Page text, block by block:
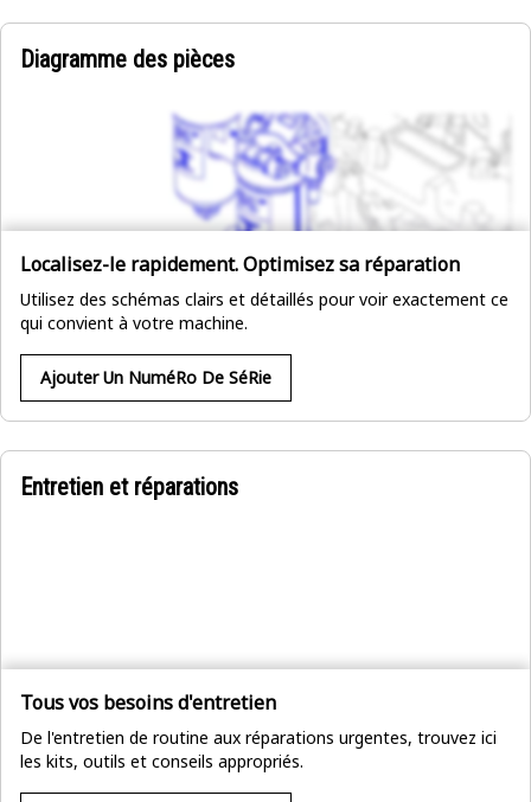
Diagramme des pièces
Localisez-le rapidement. Optimisez sa réparation
Utilisez des schémas clairs et détaillés pour voir exactement ce
qui convient à votre machine.
Ajouter Un NuméRo De SéRie
Entretien et réparations
Tous vos besoins d'entretien
De l'entretien de routine aux réparations urgentes, trouvez ici
les kits, outils et conseils appropriés.